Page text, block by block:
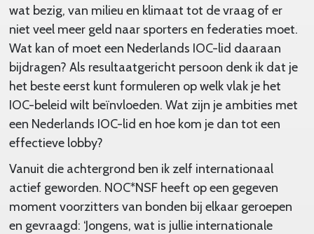
wat bezig, van milieu en klimaat tot de vraag of er
niet veel meer geld naar sporters en federaties moet.
Wat kan of moet een Nederlands IOC-lid daaraan
bijdragen? Als resultaatgericht persoon denk ik dat je
het beste eerst kunt formuleren op welk vlak je het
IOC-beleid wilt beïnvloeden. Wat zijn je ambities met
een Nederlands IOC-lid en hoe kom je dan tot een
effectieve lobby?
Vanuit die achtergrond ben ik zelf internationaal
actief geworden. NOC*NSF heeft op een gegeven
moment voorzitters van bonden bij elkaar geroepen
en gevraagd: ‘Jongens, wat is jullie internationale